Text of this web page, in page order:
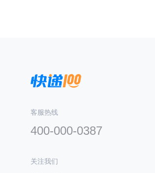
客服热线
400-000-0387
关注我们